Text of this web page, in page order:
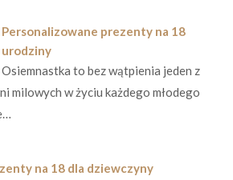
Personalizowane prezenty na 18
urodziny
Osiemnastka to bez wątpienia jeden z
milowych w życiu każdego młodego
na 18 dla dziewczyny